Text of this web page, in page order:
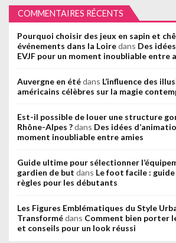
COMMENTAIRES RÉCENTS
Pourquoi choisir des jeux en sapin et
événements dans la Loiredans Des
EVJF pour un moment inoubliable entre
Auvergne en étédans L’influence des
américains célèbres sur la magie
Est-il possible de louer une structure
Rhône-Alpes ?dans Des idées
moment inoubliable entre amies
Guide ultime pour sélectionner
gardien de but dans Le foot facile :
règles pour les débutants
Les Figures Emblématiques du Style
Transformédans Comment bien porter
et conseils pour un look réussi